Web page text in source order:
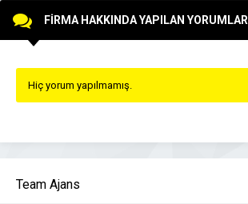
FİRMA HAKKINDA YAPILAN YORUMLAR
Hiç yorum yapılmamış.
Team Ajans